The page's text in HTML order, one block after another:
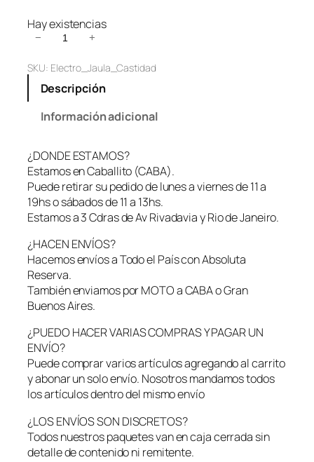
Hay existencias
e
t
s
t
i
m
u
l
a
d
o
r
a
u
l
a
P
n
e
a
− +
SKU: Electro_Jaula_Castidad
Descripción
Información adicional
¿DONDE ESTAMOS?
Estamos en Caballito (CABA).
Puede retirar su pedido de lunes a viernes de 11 a
19hs o sábados de 11 a 13hs.
Estamos a 3 Cdras de Av Rivadavia y Rio de Janeiro.
¿HACEN ENVÍOS?
Hacemos envíos a Todo el País con Absoluta
Reserva.
También enviamos por MOTO a CABA o Gran
Buenos Aires.
¿PUEDO HACER VARIAS COMPRAS Y PAGAR UN
ENVÍO?
Puede comprar varios artículos agregando al carrito
y abonar un solo envío. Nosotros mandamos todos
los artículos dentro del mismo envío
¿LOS ENVÍOS SON DISCRETOS?
Todos nuestros paquetes van en caja cerrada sin
detalle de contenido ni remitente.